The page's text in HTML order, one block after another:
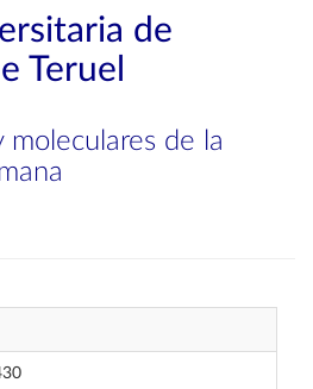
de
Teruel
moleculares de la